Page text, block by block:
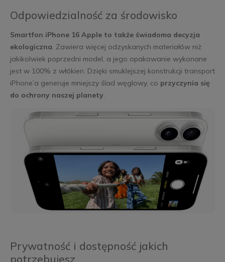
Odpowiedzialność za środowisko
Smartfon iPhone 16 Apple to także świadoma decyzja
ekologiczna. Zawiera więcej odzyskanych materiałów niż
jakikolwiek poprzedni model, a jego opakowanie wykonane
jest w 100% z włókien. Dzięki smuklejszej konstrukcji transport
iPhone’a generuje mniejszy ślad węglowy, co przyczynia się
do ochrony naszej planety.
Prywatność i dostępność jakich
potrzebujesz